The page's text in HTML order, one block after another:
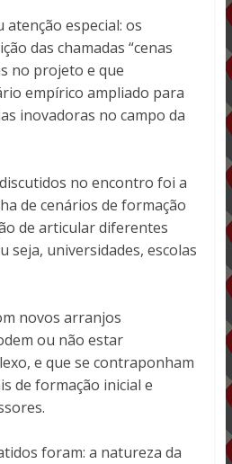
especial: os
das chamadas “cenas
no projeto e que
empírico ampliado para
inovadoras no campo da
no encontro foi a
de cenários de formação
de articular diferentes
seja, universidades, escolas
novos arranjos
ou não estar
e que se contraponham
de formação inicial e
foram: a natureza da